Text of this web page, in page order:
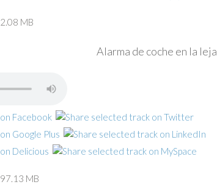
2.08 MB
Alarma de coche en la
97.13 MB